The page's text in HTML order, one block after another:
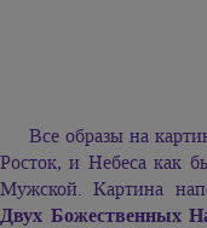
Все образы на
Росток, и Небеса как
Мужской. Картина
Двух Божественных